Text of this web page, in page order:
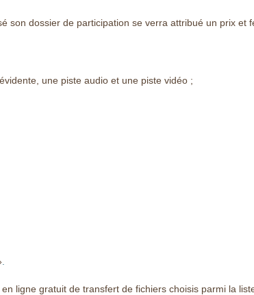
dossier de participation se verra attribué un prix et
une piste audio et une piste vidéo ;
.
ligne gratuit de transfert de fichiers choisis parmi la